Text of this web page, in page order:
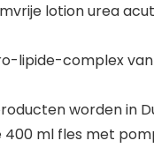
lotion urea
lipide-complex
worden in
400 ml fles met